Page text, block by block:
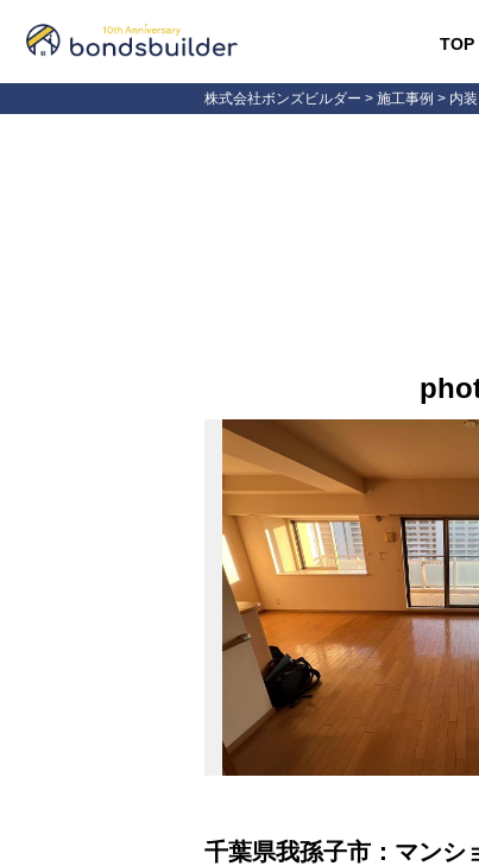
TOP
株式会社ボンズビルダー > 施工事例 > 内
千葉県我孫子市：マン